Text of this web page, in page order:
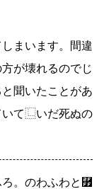
まいます。間違
が壊れるのでじ
聞いたことがあ
て⿺いだ死ぬの
。のわふわと⿿